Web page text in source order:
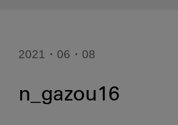
2021・06・08
n_gazou16